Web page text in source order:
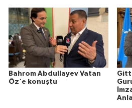
Bahrom Abdullayev Vatan
Öz'e konuştu